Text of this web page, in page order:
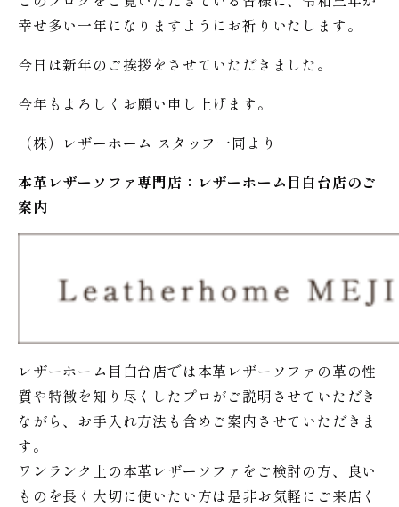
幸せ多い一年になりますようにお祈りいたします。
今日は新年のご挨拶をさせていただきました。
今年もよろしくお願い申し上げます。
（株）レザーホーム スタッフ一同より
本革レザーソファ専門店：レザーホーム 目白台店のご
案内
レザーホーム目白台店では本革レザーソファの革の性
質や特徴を知り尽くしたプロがご説明させていただき
ながら、お手入れ方法も含めご案内させていただきま
す。
ワンランク上の本革レザーソファをご検討の方、良い
ものを長く大切に使いたい方は是非お気軽にご来店く